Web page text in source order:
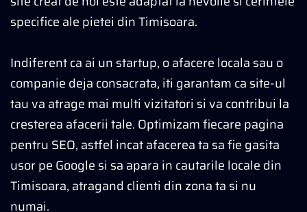
specifice ale pietei din Timisoara.
Indiferent ca ai un startup, o afacere locala sau o
companie deja consacrata, iti garantam ca site-ul
tau va atrage mai multi vizitatori si va contribui la
cresterea afacerii tale. Optimizam fiecare pagina
pentru SEO, astfel incat afacerea ta sa fie gasita
usor pe Google si sa apara in cautarile locale din
Timisoara, atragand clienti din zona ta si nu
numai.